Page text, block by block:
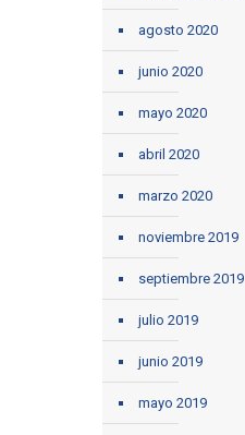
agosto 2020
junio 2020
mayo 2020
abril 2020
marzo 2020
noviembre 2019
septiembre 2019
julio 2019
junio 2019
mayo 2019